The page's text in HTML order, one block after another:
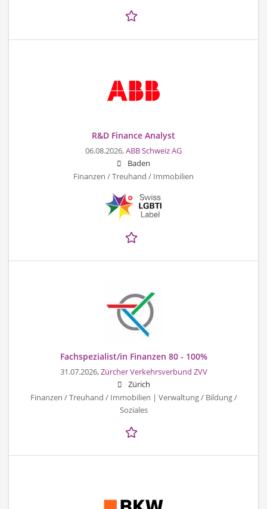
R&D Finance Analyst
06.08.2026,ABB Schweiz AG
Baden
Finanzen / Treuhand / Immobilien
Fachspezialist/in Finanzen 80 - 100%
31.07.2026,Zürcher Verkehrsverbund ZVV
Zürich
Finanzen / Treuhand / Immobilien | Verwaltung / Bildung /
Soziales